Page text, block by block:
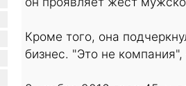
Кроме того, она
бизнес. "Это не